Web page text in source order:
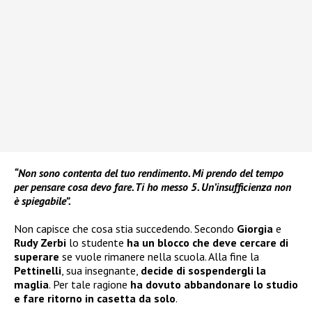
“Non sono contenta del tuo rendimento. Mi prendo del tempo
per pensare cosa devo fare. Ti ho messo 5. Un’insufficienza non
è spiegabile”.
Non capisce che cosa stia succedendo. Secondo Giorgia e
Rudy Zerbi lo studente ha un blocco che deve cercare di
superare se vuole rimanere nella scuola. Alla fine la
Pettinelli, sua insegnante, decide di sospendergli la
maglia. Per tale ragione ha dovuto abbandonare lo studio
e fare ritorno in casetta da solo.